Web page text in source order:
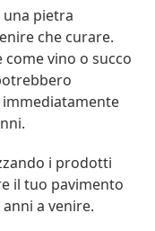
una pietra
che curare.
come vino o succo
immediatamente
i prodotti
il tuo pavimento
a venire.